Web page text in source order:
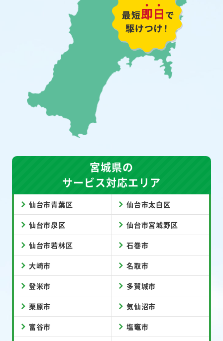
宮城県の
サービス対応エリア
仙台市青葉区 仙台市太白区
仙台市泉区 仙台市宮城野区
仙台市若林区 石巻市
大崎市 名取市
登米市 多賀城市
栗原市 気仙沼市
富谷市 塩竈市